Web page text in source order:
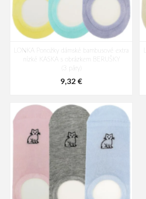
LONKA Ponožky dámské bambusové extra
nízké KASKA s obrázkem BERUŠKY
(3 páry)
9,32 €